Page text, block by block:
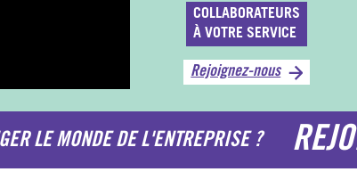
COLLABORATEURS
À VOTRE SERVICE
Rejoignez-nous
LE MONDE DE L'ENTREPRISE ?